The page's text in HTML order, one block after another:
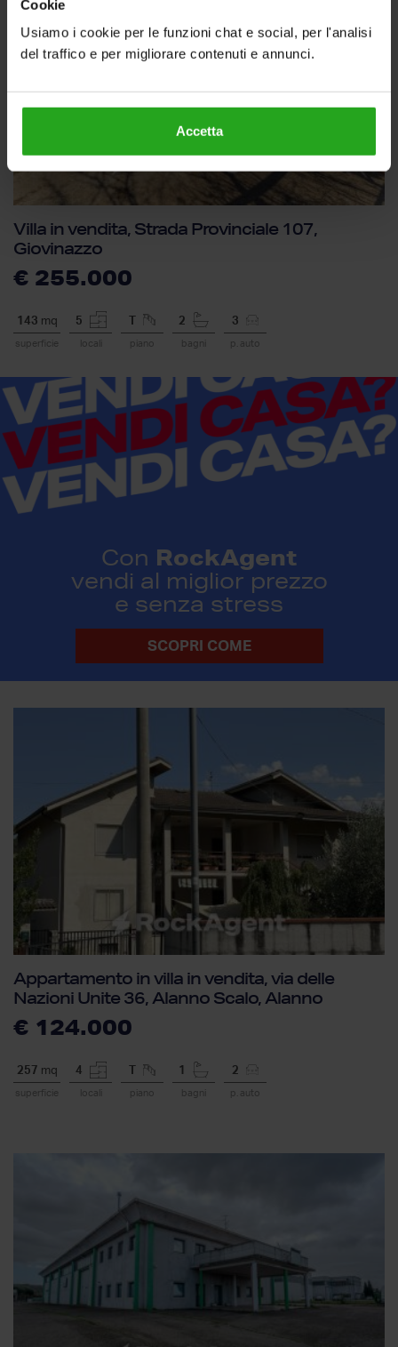
Cookie
Usiamo i cookie per le funzioni chat e social, per l'analisi
del traffico e per migliorare contenuti e annunci.
Accetta
Villa in vendita, Strada Provinciale 107,
Giovinazzo
€ 255.000
143 mq
superficie
5
locali piano
2
bagni
3
p. auto
Con RockAgent
vendi al miglior prezzo
e senza stress
SCOPRI COME
Appartamento in villa in vendita, via delle
Nazioni Unite 36, Alanno Scalo, Alanno
€ 124.000
257 mq
superficie
4
locali piano
1
bagni
2
p. auto